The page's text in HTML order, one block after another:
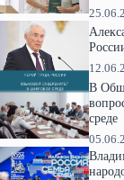
В
среде